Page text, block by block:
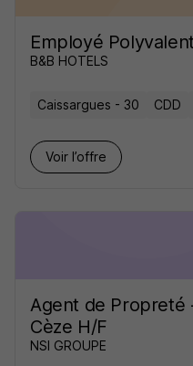
Employé
B&B HOTELS
Caissargues - 30 CDD
Voir l’offre
Agent de Propreté
Cèze H/F
NSI GROUPE